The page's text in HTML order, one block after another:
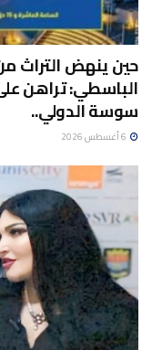
حين ينهض التراث
الباسطي: تراهن
سوسة الدولي..